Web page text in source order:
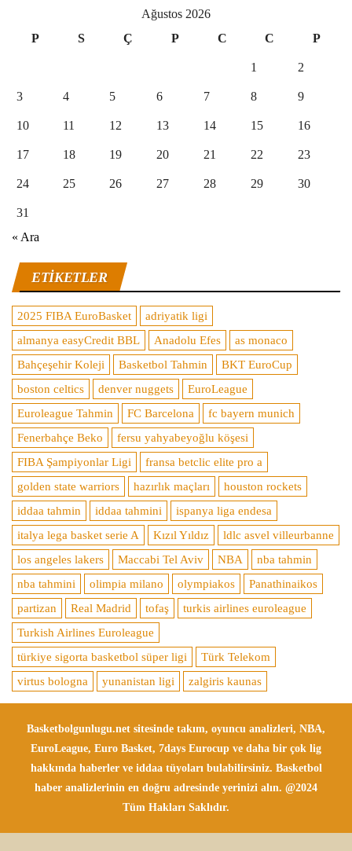
Ağustos 2026
P
S Ç P C C P
1 2
3 4 5 6 7 8 9
10 11 12 13 14 15 16
17 18 19 20 21 22 23
24 25 26 27 28 29 30
31
« Ara
ETIKETLER
2025 FIBA EuroBasket
adriyatik ligi
almanya easyCredit BBL
Anadolu Efes
as monaco
Bahçeşehir Koleji
Basketbol Tahmin
BKT EuroCup
boston celtics
denver nuggets
EuroLeague
Euroleague Tahmin
FC Barcelona
fc bayern munich
Fenerbahçe Beko
fersu yahyabeyoğlu köşesi
FIBA Şampiyonlar Ligi
fransa betclic elite pro a
golden state warriors
hazırlık maçları
houston rockets
iddaa tahmin
iddaa tahmini
ispanya liga endesa
italya lega basket serie A
Kızıl Yıldız
ldlc asvel villeurbanne
los angeles lakers
Maccabi Tel Aviv NBA
nba tahmin
nba tahmini
olimpia milano olympiakos
Panathinaikos
partizan
Real Madrid tofaş
turkis airlines euroleague
Turkish Airlines Euroleague
türkiye sigorta basketbol süper ligi
Türk Telekom
virtus bologna
yunanistan ligi zalgiris kaunas
Basketbolgunlugu.net sitesinde takım, oyuncu analizleri, NBA,
EuroLeague, Euro Basket, 7days Eurocup ve daha bir çok lig
hakkında haberler ve iddaa tüyoları bulabilirsiniz. Basketbol
haber analizlerinin en doğru adresinde yerinizi alın. @2024
Tüm Hakları Saklıdır.